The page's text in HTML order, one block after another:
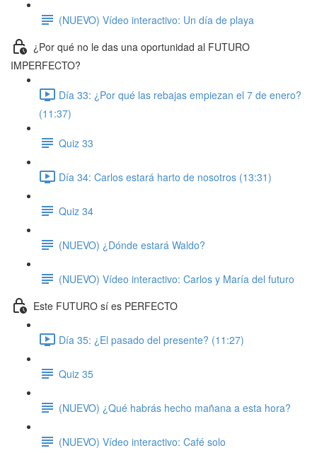
(NUEVO) Vídeo interactivo: Un día de playa
¿Por qué no le das una oportunidad al FUTURO
IMPERFECTO?
Día 33: ¿Por qué las rebajas empiezan el 7 de enero?
(11:37)
Quiz 33
Día 34: Carlos estará harto de nosotros (13:31)
Quiz 34
(NUEVO) ¿Dónde estará Waldo?
(NUEVO) Vídeo interactivo: Carlos y María del futuro
Este FUTURO sí es PERFECTO
Día 35: ¿El pasado del presente? (11:27)
Quiz 35
(NUEVO) ¿Qué habrás hecho mañana a esta hora?
(NUEVO) Vídeo interactivo: Café solo